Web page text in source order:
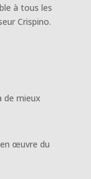
à tous les
Crispino.
de mieux
œuvre du